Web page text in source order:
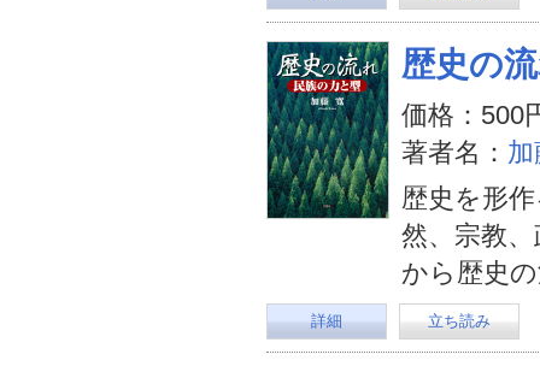
歴史の
価格：500
著者名：
歴史を形
然、宗教
から歴史
詳細 立ち読み